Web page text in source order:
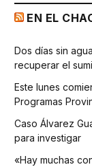
EN EL
Dos días sin
recuperar el
Este lunes
Programas
Caso Álvarez
para investigar
«Hay muchas